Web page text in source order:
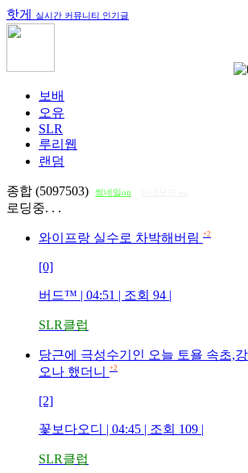
핫게 실시간 커뮤니티 인기글
보배
오유
SLR
루리웹
랜덤
종합 (5097503) 썸네일on
로딩중. . .
와이프랑 실수로 차박해버림 +2
[0]
버드™ | 04:51 | 조회 94 |
SLR클럽
당근에 극성수기인 오늘 토욜 속초,
오나 했더니
+2
[2]
꽃보다오디 | 04:45 | 조회 109 |
SLR클럽